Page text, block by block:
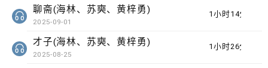
1小时14分钟
聊斋(海林、苏奭、黄梓勇)
2025-09-01
1小时26分钟
才子(海林、苏奭、黄梓勇)
2025-08-25